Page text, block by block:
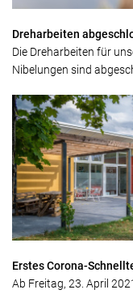
Dreharbeiten
Die Dreharbeiten für
Nibelungen sind
Erstes Corona-
Ab Freitag, 23. April